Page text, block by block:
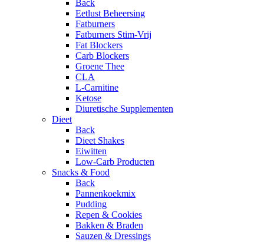
Back
Eetlust Beheersing
Fatburners
Fatburners Stim-Vrij
Fat Blockers
Carb Blockers
Groene Thee
CLA
L-Carnitine
Ketose
Diuretische Supplementen
Dieet
Back
Dieet Shakes
Eiwitten
Low-Carb Producten
Snacks & Food
Back
Pannenkoekmix
Pudding
Repen & Cookies
Bakken & Braden
Sauzen & Dressings